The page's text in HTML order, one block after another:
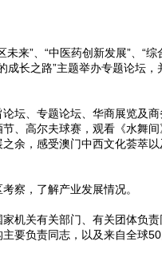
来”、“中医药创新发展”、“
成长之路”主题举办专题论坛
坛、专题论坛、华商展览及
、高尔夫球赛，观看《水舞
余，感受澳门中西文化荟萃
察，了解产业发展情况。
机关有关部门、有关团体负
要负责同志，以及来自全球50